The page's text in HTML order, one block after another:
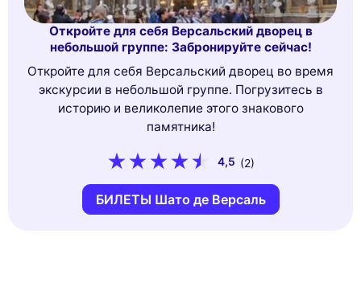
Откройте для себя Версальский дворец в
небольшой группе: Забронируйте сейчас!
Откройте для себя Версальский дворец во время
экскурсии в небольшой группе. Погрузитесь в
историю и великолепие этого знакового
памятника!
4,5 (2)
БИЛЕТЫ Шато де Версаль